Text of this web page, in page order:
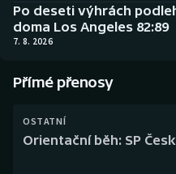
Boby a skeleton
Curling
Dostihy
AZ kvíz
Po deseti výhrách
doma Los Angeles 82:89
7. 8. 2026
Přímé přenosy
OSTATNÍ
Orientační běh: SP